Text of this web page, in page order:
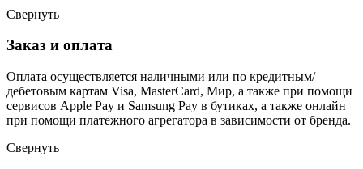
Свернуть
Заказ и оплата
Оплата осуществляется наличными или по кредитным/
дебетовым картам Visa, MasterCard, Мир, а также при помощи
сервисов Apple Pay и Samsung Pay в бутиках, а также онлайн
при помощи платежного агрегатора в зависимости от бренда.
Свернуть